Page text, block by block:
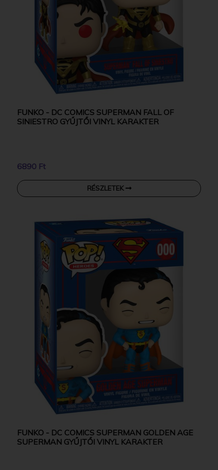
FUNKO - DC COMICS SUPERMAN FALL OF
SINIESTRO GYŰJTŐI VINYL KARAKTER
6890 Ft
RÉSZLETEK
FUNKO - DC COMICS SUPERMAN GOLDEN AGE
SUPERMAN GYŰJTŐI VINYL KARAKTER